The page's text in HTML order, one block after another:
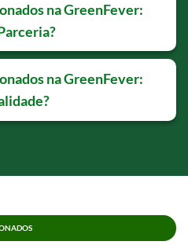
na GreenFever:
na GreenFever: